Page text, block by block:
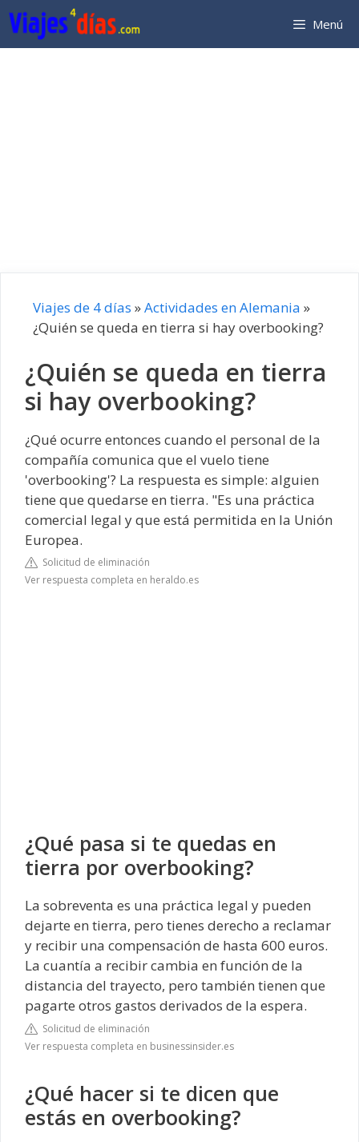
Saltar
al
contenido
Menú
Viajes de 4 días »Actividades en Alemania »
¿Quién se queda en tierra si hay overbooking?
¿Quién se queda en tierra
si hay overbooking?
¿Qué ocurre entonces cuando el personal de la
compañía comunica que el vuelo tiene
'overbooking'? La respuesta es simple: alguien
tiene que quedarse en tierra. "Es una práctica
comercial legal y que está permitida en la Unión
Europea.
Solicitud de eliminación
Ver respuesta completa en heraldo.es
¿Qué pasa si te quedas en
tierra por overbooking?
La sobreventa es una práctica legal y pueden
dejarte en tierra, pero tienes derecho a reclamar
y recibir una compensación de hasta 600 euros.
La cuantía a recibir cambia en función de la
distancia del trayecto, pero también tienen que
pagarte otros gastos derivados de la espera.
Solicitud de eliminación
Ver respuesta completa en businessinsider.es
¿Qué hacer si te dicen que
estás en overbooking?